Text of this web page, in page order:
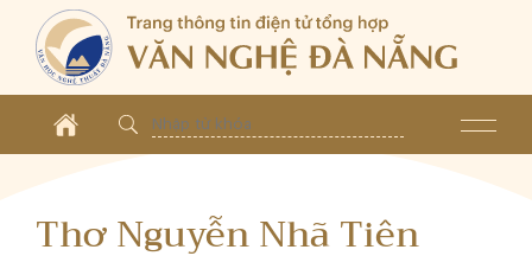
Thơ Nguyễn Nhã Tiên